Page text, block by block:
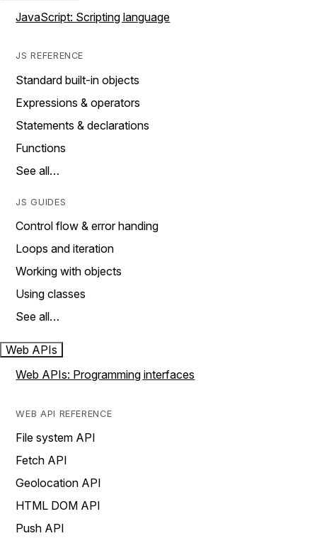
JavaScript: Scripting language
JS REFERENCE
Standard built-in objects
Expressions & operators
Statements & declarations
Functions
See all…
JS GUIDES
Control flow & error handing
Loops and iteration
Working with objects
Using classes
See all…
Web APIs
Web APIs: Programming interfaces
WEB API REFERENCE
File system API
Fetch API
Geolocation API
HTML DOM API
Push API